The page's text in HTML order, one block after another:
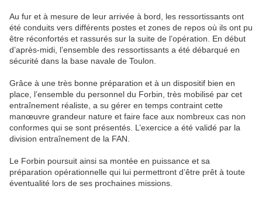
Au fur et à mesure de leur arrivée à bord, les ressortissants ont
été conduits vers différents postes et zones de repos où ils ont pu
être réconfortés et rassurés sur la suite de l’opération. En début
d’après-midi, l’ensemble des ressortissants a été débarqué en
sécurité dans la base navale de Toulon.
Grâce à une très bonne préparation et à un dispositif bien en
place, l’ensemble du personnel du Forbin, très mobilisé par cet
entraînement réaliste, a su gérer en temps contraint cette
manœuvre grandeur nature et faire face aux nombreux cas non
conformes qui se sont présentés. L’exercice a été validé par la
division entraînement de la FAN.
Le Forbin poursuit ainsi sa montée en puissance et sa
préparation opérationnelle qui lui permettront d’être prêt à toute
éventualité lors de ses prochaines missions.